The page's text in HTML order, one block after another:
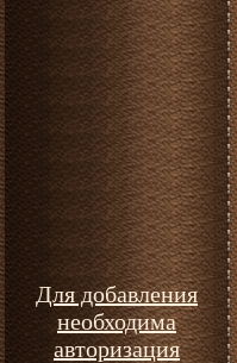
Для добавления
необходима
авторизация